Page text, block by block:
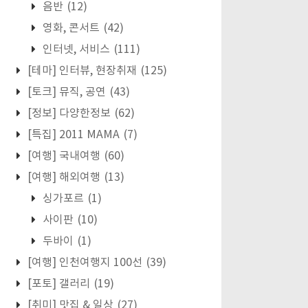
음반 (12)
영화, 콘서트 (42)
인터넷, 서비스 (111)
[테마] 인터뷰, 현장취재 (125)
[토크] 뮤직, 공연 (43)
[정보] 다양한정보 (62)
[특집] 2011 MAMA (7)
[여행] 국내여행 (60)
[여행] 해외여행 (13)
싱가포르 (1)
사이판 (10)
두바이
(1)
[여행] 인천여행지 100선 (39)
[포토] 갤러리
(19)
[취미] 맛집 & 일상 (27)